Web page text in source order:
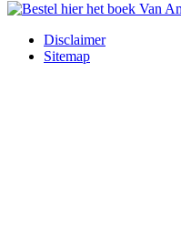
Disclaimer
Sitemap